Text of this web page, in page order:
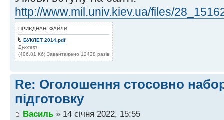
http://www.mil.univ.kiev.ua/files/
ПРИЄДНАНІ ФАЙЛИ
БУКЛЕТ 2014.pdf
Буклет
(406.81 Кб) Завантажено 12428 разів
Re: Оголошення стосовно
підготовку
Василь » 14 січня 2022, 15:55